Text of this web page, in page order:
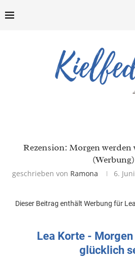
Rezension: Morgen
(Werbung)
geschrieben von Ramona 6.
Dieser Beitrag enthält Werbung für
Lea Korte -
glücklich